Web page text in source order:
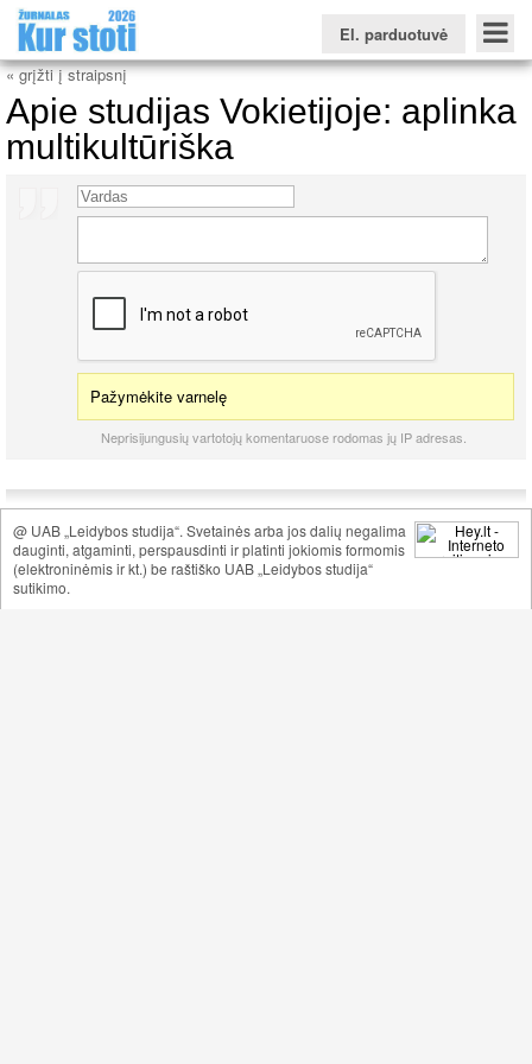
El. parduotuvė
Konkursinio balo skaičiuoklė
Naujienos Svarbiausios datos Apie studijas užsienyje Testai
Kolegijų sritis
Profesinių mokyklų sritis
« grįžti į straipsnį
Apie studijas Vokietijoje: aplinka
multikultūriška
Pažymėkite varnelę
Neprisijungusių vartotojų komentaruose rodomas jų IP adresas.
@ UAB „Leidybos studija“. Svetainės arba jos dalių negalima
dauginti, atgaminti, perspausdinti ir platinti jokiomis formomis
(elektroninėmis ir kt.) be raštiško UAB „Leidybos studija“
sutikimo.